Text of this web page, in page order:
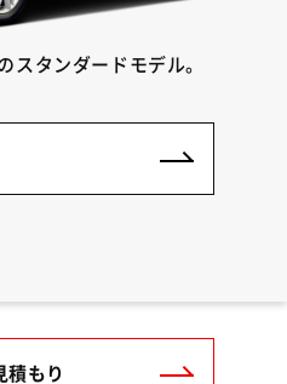
スタンダードモデル。
積もり